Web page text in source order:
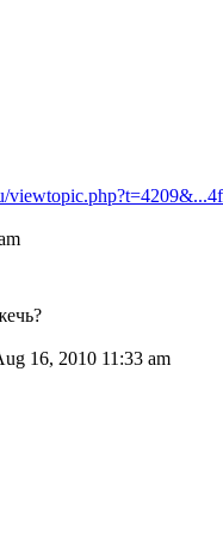
16, 2010 11:33 am